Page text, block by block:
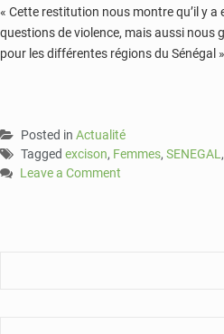
« Cette restitution nous montre qu’il y
questions de violence, mais aussi nous
pour les différentes régions du Sénégal
Posted in Actualité
Tagged excison, Femmes, SENEGAL ,
Leave a Comment